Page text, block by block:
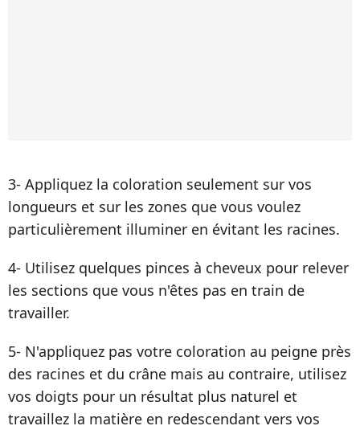
3- Appliquez la coloration seulement sur vos
longueurs et sur les zones que vous voulez
particulièrement illuminer en évitant les racines.
4- Utilisez quelques pinces à cheveux pour relever
les sections que vous n'êtes pas en train de
travailler.
5- N'appliquez pas votre coloration au peigne près
des racines et du crâne mais au contraire, utilisez
vos doigts pour un résultat plus naturel et
travaillez la matière en redescendant vers vos